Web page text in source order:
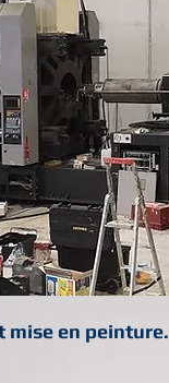
mise en peinture.